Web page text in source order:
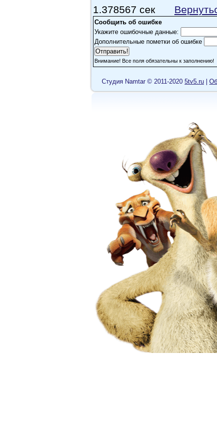
1.378567 сек
Сообщить об ошибке
Укажите ошибочные данные:
Дополнительные пометки об ошибке
Внимание! Все поля обязательны к заполнению!
Cтудия Namtar © 2011-2020 5tv5.ru